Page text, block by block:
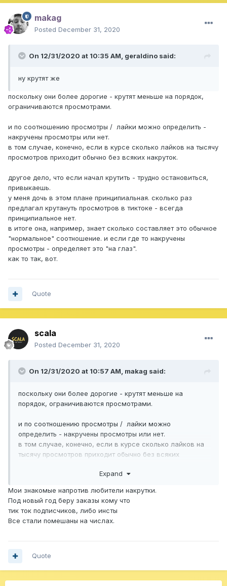
makag
Posted December 31, 2020
On 12/31/2020 at 10:35 AM, geraldino said:
ну крутят же
поскольку они более дорогие - крутят меньше на порядок,
ограничиваются просмотрами.
и по соотношению просмотры / лайки можно определить -
накручены просмотры или нет.
в том случае, конечно, если в курсе сколько лайков на тысячу
просмотров приходит обычно без всяких накруток.
другое дело, что если начал крутить - трудно остановиться,
привыкаешь.
у меня дочь в этом плане принципиальная. сколько раз
предлагал крутануть просмотров в тиктоке - всегда
принципиальное нет.
в итоге она, например, знает сколько составляет это обычное
"нормальное" соотношение. и если где то накручены
просмотры - определяет это "на глаз".
как то так, вот.
Quote
scala
Posted December 31, 2020
On 12/31/2020 at 10:57 AM, makag said:
поскольку они более дорогие - крутят меньше на
порядок, ограничиваются просмотрами.
и по соотношению просмотры / лайки можно
определить - накручены просмотры или нет.
в том случае, конечно, если в курсе сколько лайков на
тысячу просмотров приходит обычно без всяких
остановиться, привыкаешь.
у меня дочь в этом плане принципиальная. сколько раз
предлагал крутануть просмотров в тиктоке - всегда
принципиальное нет.
накручены просмотры - определяет это "на глаз".
Expand
Мои знакомые напротив любители накрутки.
Под новый год беру заказы кому что
тик ток подписчиков, либо инсты
Все стали помешаны на числах.
Quote